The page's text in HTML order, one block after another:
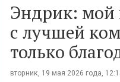
Эндрик: мой
с лучшей
только
вторник, 19 мая 2026 года,